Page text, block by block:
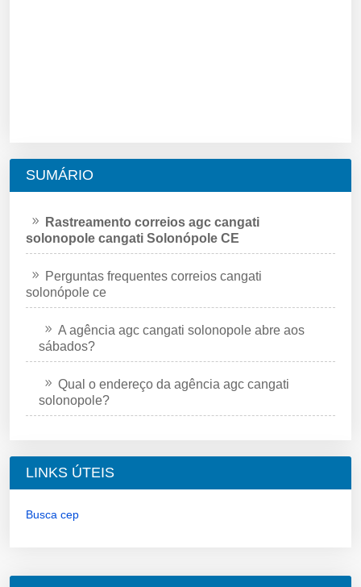
SUMÁRIO
Rastreamento correios agc cangati
solonopole cangati Solonópole CE
Perguntas frequentes correios cangati
solonópole ce
A agência agc cangati solonopole abre aos
sábados?
Qual o endereço da agência agc cangati
solonopole?
LINKS ÚTEIS
Busca cep